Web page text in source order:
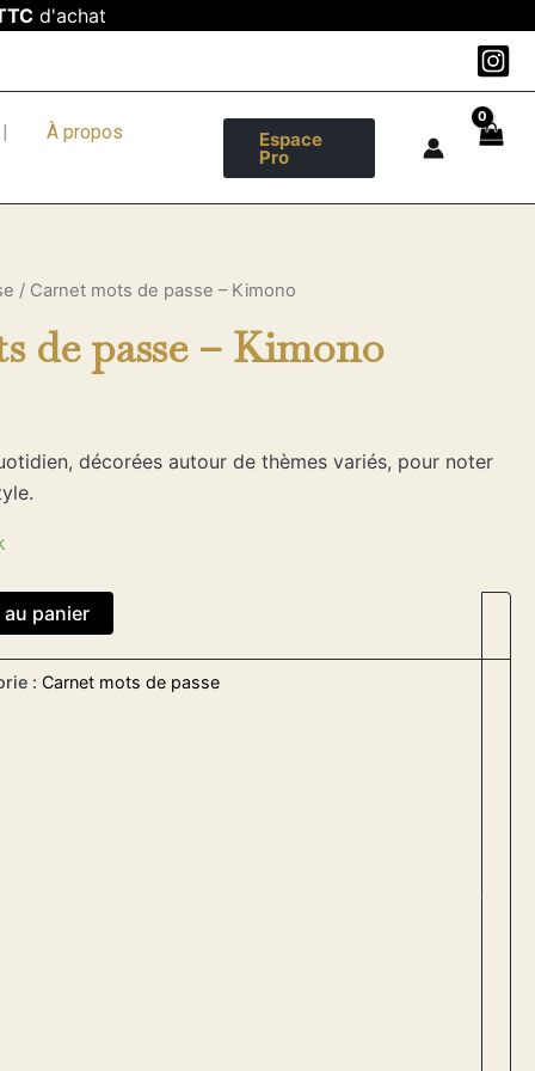
d'achat
| À propos Espace
Pro
/ Carnet mots de passe – Kimono
de passe – Kimono
décorées autour de thèmes variés, pour noter
panier
:Carnet mots de passe